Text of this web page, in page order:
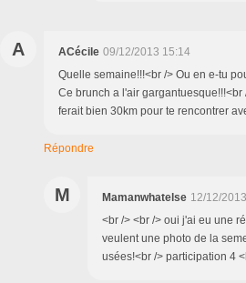
A ACécile 09/12/2013 15:14
Quelle semaine!!!<br /> Ou en e-tu
Ce brunch a l'air
ferait bien 30km pour te rencontrer
Répondre
M Mamanwhatelse 12/12/
<br /> <br /> oui j'ai eu une
veulent une photo de la
usées!<br /> participation 4